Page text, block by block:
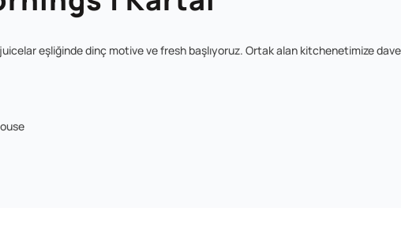
eşliğinde dinç motive ve fresh başlıyoruz. Ortak alan kitchenetimize